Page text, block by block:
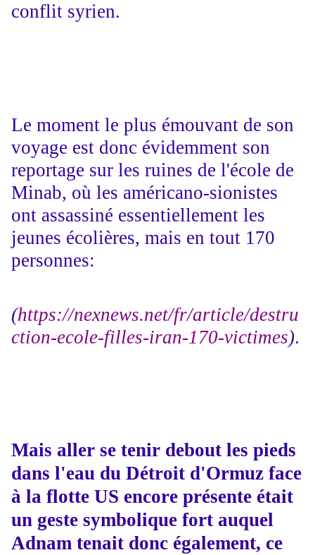
conflit syrien.
Le moment le plus émouvant de son
voyage est donc évidemment son
reportage sur les ruines de l'école de
Minab, où les américano-sionistes
ont assassiné essentiellement les
jeunes écolières, mais en tout 170
personnes:
(https://nexnews.net/fr/article/destru
ction-ecole-filles-iran-170-victimes).
Mais aller se tenir debout les pieds
dans l'eau du Détroit d'Ormuz face
à la flotte US encore présente était
un geste symbolique fort auquel
Adnam tenait donc également, ce